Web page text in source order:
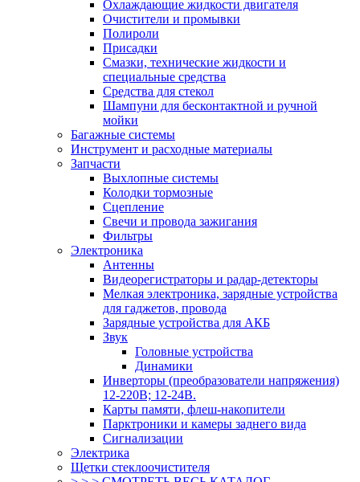
Охлаждающие жидкости двигателя
Очистители и промывки
Полироли
Присадки
Смазки, технические жидкости и
специальные средства
Средства для стекол
Шампуни для бесконтактной и ручной
мойки
Багажные системы
Инструмент и расходные материалы
Запчасти
Выхлопные системы
Колодки тормозные
Сцепление
Свечи и провода зажигания
Фильтры
Электроника
Антенны
Видеорегистраторы и радар-детекторы
Мелкая электроника, зарядные устройства
для гаджетов, провода
Зарядные устройства для АКБ
Звук
Головные устройства
Динамики
Инверторы (преобразователи напряжения)
12-220В; 12-24В.
Карты памяти, флеш-накопители
Парктроники и камеры заднего вида
Сигнализации
Электрика
Щетки стеклоочистителя